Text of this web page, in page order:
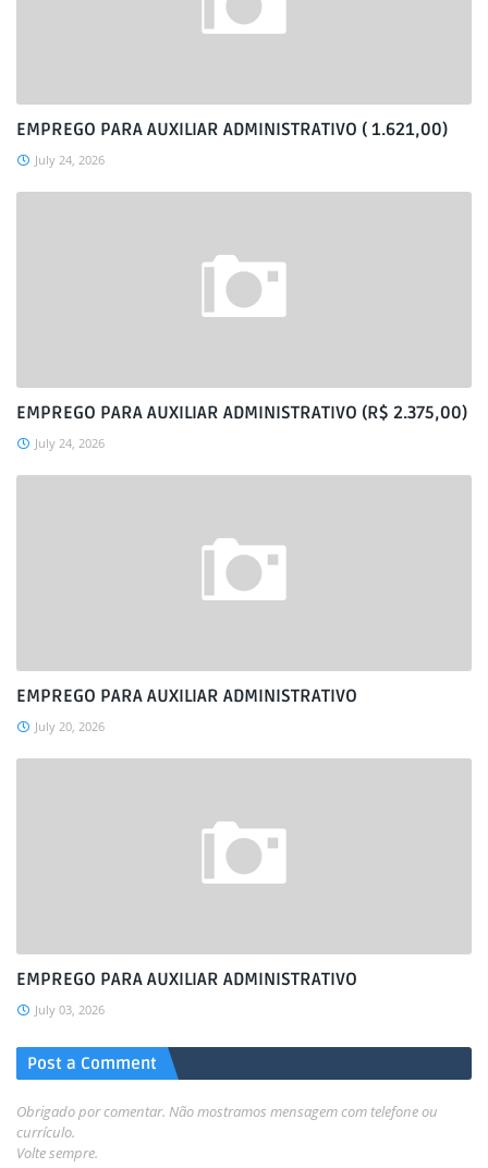
EMPREGO PARA AUXILIAR ADMINISTRATIVO ( 1.621,00)
July 24, 2026
EMPREGO PARA AUXILIAR ADMINISTRATIVO (R$ 2.375,00)
July 24, 2026
EMPREGO PARA AUXILIAR ADMINISTRATIVO
July 20, 2026
EMPREGO PARA AUXILIAR ADMINISTRATIVO
July 03, 2026
Post a Comment
Obrigado por comentar. Não mostramos mensagem com telefone ou
currículo.
Volte sempre.